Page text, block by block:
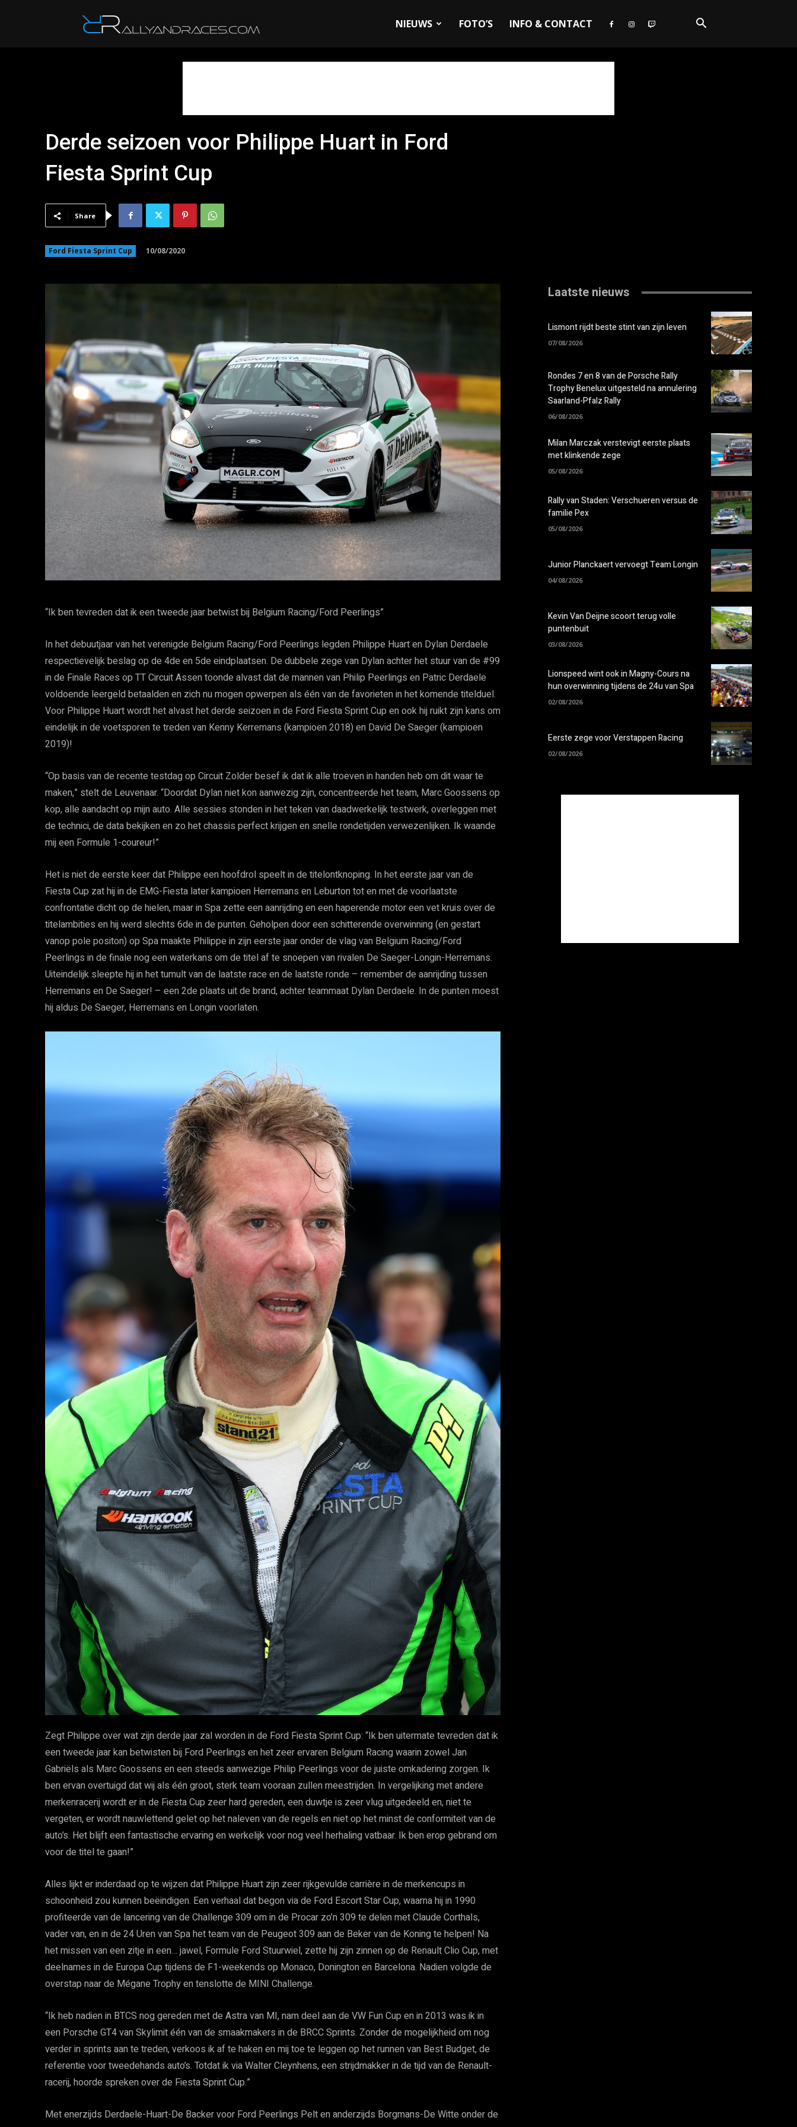
NIEUWS FOTO’S INFO & CONTACT
Derde seizoen voor Philippe Huart in Ford
Fiesta Sprint Cup
Share
Ford Fiesta Sprint Cup 10/08/2020
“Ik ben tevreden dat ik een tweede jaar betwist bij Belgium Racing/Ford Peerlings”
In het debuutjaar van het verenigde Belgium Racing/Ford Peerlings legden Philippe Huart en Dylan Derdaele
respectievelijk beslag op de 4de en 5de eindplaatsen. De dubbele zege van Dylan achter het stuur van de #99
in de Finale Races op TT Circuit Assen toonde alvast dat de mannen van Philip Peerlings en Patric Derdaele
voldoende leergeld betaalden en zich nu mogen opwerpen als één van de favorieten in het komende titelduel.
Voor Philippe Huart wordt het alvast het derde seizoen in de Ford Fiesta Sprint Cup en ook hij ruikt zijn kans om
eindelijk in de voetsporen te treden van Kenny Kerremans (kampioen 2018) en David De Saeger (kampioen
2019)!
“Op basis van de recente testdag op Circuit Zolder besef ik dat ik alle troeven in handen heb om dit waar te
maken,” stelt de Leuvenaar. “Doordat Dylan niet kon aanwezig zijn, concentreerde het team, Marc Goossens op
kop, alle aandacht op mijn auto. Alle sessies stonden in het teken van daadwerkelijk testwerk, overleggen met
de technici, de data bekijken en zo het chassis perfect krijgen en snelle rondetijden verwezenlijken. Ik waande
mij een Formule 1-coureur!”
Het is niet de eerste keer dat Philippe een hoofdrol speelt in de titelontknoping. In het eerste jaar van de
Fiesta Cup zat hij in de EMG-Fiesta later kampioen Herremans en Leburton tot en met de voorlaatste
confrontatie dicht op de hielen, maar in Spa zette een aanrijding en een haperende motor een vet kruis over de
titelambities en hij werd slechts 6de in de punten. Geholpen door een schitterende overwinning (en gestart
vanop pole positon) op Spa maakte Philippe in zijn eerste jaar onder de vlag van Belgium Racing/Ford
Peerlings in de finale nog een waterkans om de titel af te snoepen van rivalen De Saeger-Longin-Herremans.
Uiteindelijk sleepte hij in het tumult van de laatste race en de laatste ronde – remember de aanrijding tussen
Herremans en De Saeger! – een 2de plaats uit de brand, achter teammaat Dylan Derdaele. In de punten moest
hij aldus De Saeger, Herremans en Longin voorlaten.
Zegt Philippe over wat zijn derde jaar zal worden in de Ford Fiesta Sprint Cup: “Ik ben uitermate tevreden dat ik
een tweede jaar kan betwisten bij Ford Peerlings en het zeer ervaren Belgium Racing waarin zowel Jan
Gabriëls als Marc Goossens en een steeds aanwezige Philip Peerlings voor de juiste omkadering zorgen. Ik
ben ervan overtuigd dat wij als één groot, sterk team vooraan zullen meestrijden. In vergelijking met andere
merkenracerij wordt er in de Fiesta Cup zeer hard gereden, een duwtje is zeer vlug uitgedeeld en, niet te
vergeten, er wordt nauwlettend gelet op het naleven van de regels en niet op het minst de conformiteit van de
auto’s. Het blijft een fantastische ervaring en werkelijk voor nog veel herhaling vatbaar. Ik ben erop gebrand om
voor de titel te gaan!”
Alles lijkt er inderdaad op te wijzen dat Philippe Huart zijn zeer rijkgevulde carrière in de merkencups in
schoonheid zou kunnen beëindigen. Een verhaal dat begon via de Ford Escort Star Cup, waarna hij in 1990
profiteerde van de lancering van de Challenge 309 om in de Procar zo’n 309 te delen met Claude Corthals,
vader van, en in de 24 Uren van Spa het team van de Peugeot 309 aan de Beker van de Koning te helpen! Na
het missen van een zitje in een… jawel, Formule Ford Stuurwiel, zette hij zijn zinnen op de Renault Clio Cup, met
deelnames in de Europa Cup tijdens de F1-weekends op Monaco, Donington en Barcelona. Nadien volgde de
overstap naar de Mégane Trophy en tenslotte de MINI Challenge.
“Ik heb nadien in BTCS nog gereden met de Astra van MI, nam deel aan de VW Fun Cup en in 2013 was ik in
een Porsche GT4 van Skylimit één van de smaakmakers in de BRCC Sprints. Zonder de mogelijkheid om nog
verder in sprints aan te treden, verkoos ik af te haken en mij toe te leggen op het runnen van Best Budget, de
referentie voor tweedehands auto’s. Totdat ik via Walter Cleynhens, een strijdmakker in de tijd van de Renault-
racerij, hoorde spreken over de Fiesta Sprint Cup.”
Met enerzijds Derdaele-Huart-De Backer voor Ford Peerlings Pelt en anderzijds Borgmans-De Witte onder de
Laatste nieuws
Lismont rijdt beste stint van zijn leven
07/08/2026
Rondes 7 en 8 van de Porsche Rally
Trophy Benelux uitgesteld na annulering
Saarland-Pfalz Rally
06/08/2026
Milan Marczak verstevigt eerste plaats
met klinkende zege
05/08/2026
Rally van Staden: Verschueren versus de
familie Pex
05/08/2026
Junior Planckaert vervoegt Team Longin
04/08/2026
Kevin Van Deijne scoort terug volle
puntenbuit
03/08/2026
Lionspeed wint ook in Magny-Cours na
hun overwinning tijdens de 24u van Spa
02/08/2026
Eerste zege voor Verstappen Racing
02/08/2026